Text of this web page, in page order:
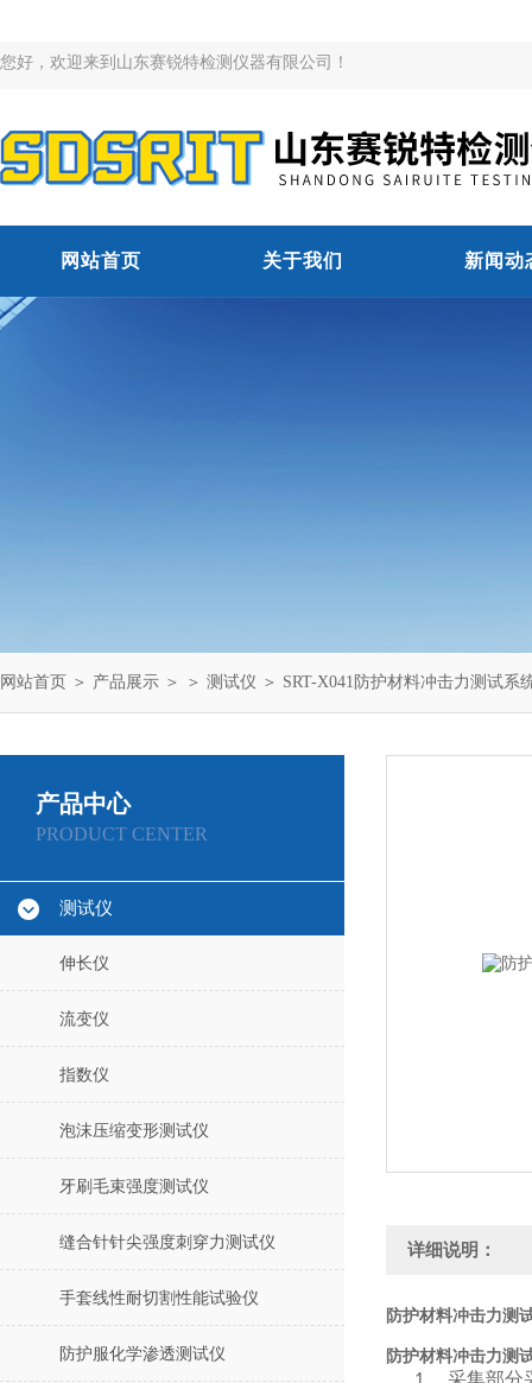
您好，欢迎来到山东赛锐特检测仪器有限公司！
网站首页 关于我们 新闻动
网站首页 ＞ 产品展示 ＞ ＞ 测试仪 ＞ SRT-X041防护材料冲击力测试系
产品中心
PRODUCT CENTER
测试仪
伸长仪
流变仪
指数仪
泡沫压缩变形测试仪
牙刷毛束强度测试仪
缝合针针尖强度刺穿力测试仪
手套线性耐切割性能试验仪
防护服化学渗透测试仪
详细说明：
防护材料冲击力测
防护材料冲击力测
采集部分